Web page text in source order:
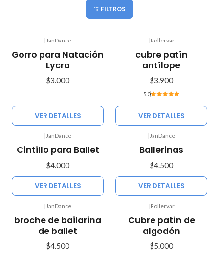
FILTROS
| JanDance
Gorro para Natación
Lycra
$3.000
VER DETALLES
|Rollervar
cubre patín
antílope
$3.900
5.0
VER DETALLES
|JanDance
Cintillo para Ballet
$4.000
VER DETALLES
|JanDance
Ballerinas
$4.500
VER DETALLES
| JanDance
broche de bailarina
de ballet
$4.500
|Rollervar
Cubre patín de
algodón
$5.000